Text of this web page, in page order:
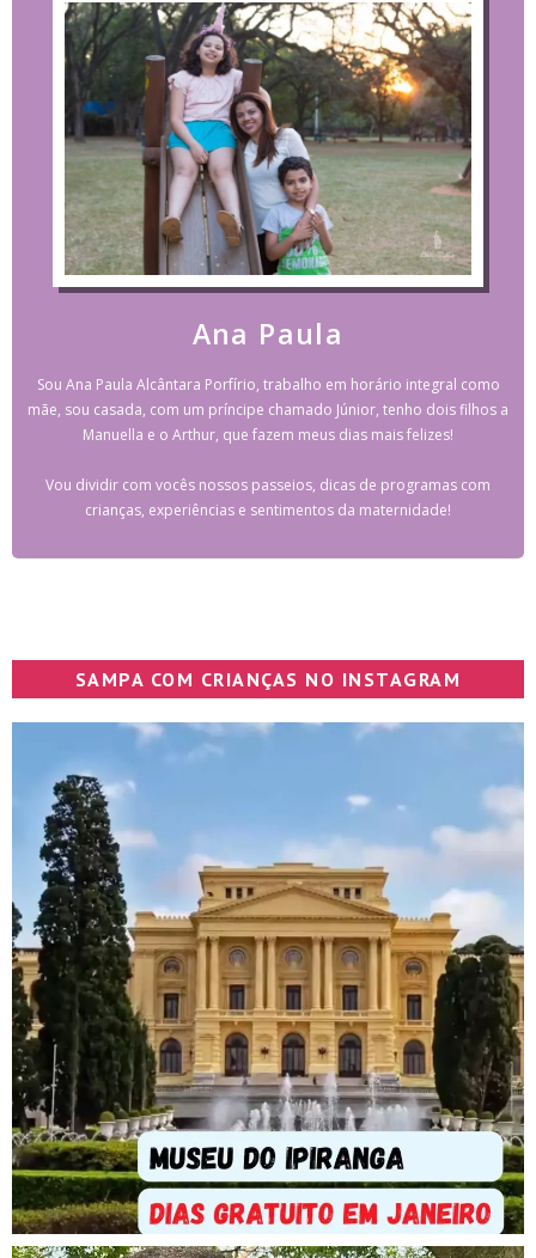
Ana Paula
Sou Ana Paula Alcântara Porfírio, trabalho em horário integral como
mãe, sou casada, com um príncipe chamado Júnior, tenho dois filhos a
Manuella e o Arthur, que fazem meus dias mais felizes!
Vou dividir com vocês nossos passeios, dicas de programas com
crianças, experiências e sentimentos da maternidade!
SAMPA COM CRIANÇAS NO INSTAGRAM